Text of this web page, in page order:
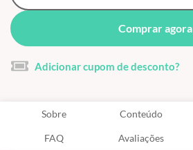
Comprar agora
Adicionar cupom de desconto?
Sobre Conteúdo
FAQ Avaliações